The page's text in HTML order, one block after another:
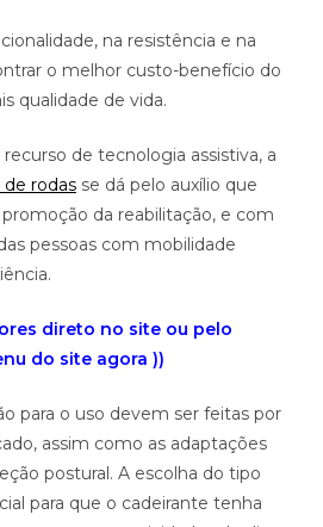
na resistência e na
o melhor custo-benefício do
qualidade de vida.
de tecnologia assistiva, a
de rodas se dá pelo auxílio que
da reabilitação, e com
pessoas com mobilidade
direto no site ou pelo
do site agora ))
para o uso devem ser feitas por
assim como as adaptações
postural. A escolha do tipo
para que o cadeirante tenha